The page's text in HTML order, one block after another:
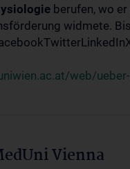
berufen, wo
widmete.
web/
Vienna